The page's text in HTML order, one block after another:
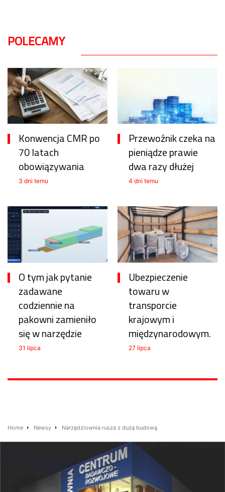
POLECAMY
Konwencja CMR po
70 latach
obowiązywania
3 dni temu
Przewoźnik czeka na
pieniądze prawie
dwa razy dłużej
4 dni temu
O tym jak pytanie
zadawane
codziennie na
pakowni zamieniło
się w narzędzie
31 lipca
Ubezpieczenie
towaru w
transporcie
krajowym i
międzynarodowym.
27 lipca
Home Newsy Narzędziownia rusza z dużą budową